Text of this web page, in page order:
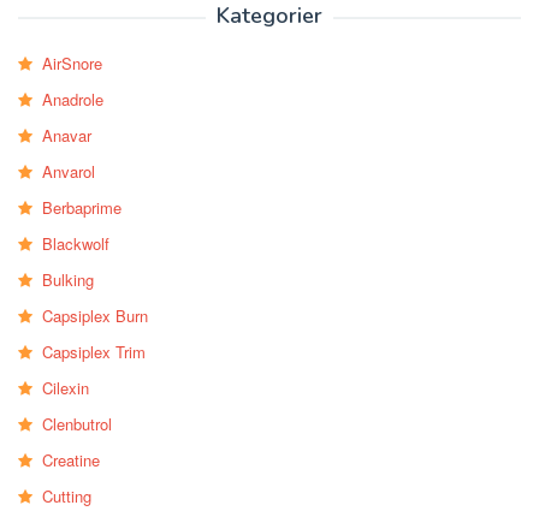
Kategorier
AirSnore
Anadrole
Anavar
Anvarol
Berbaprime
Blackwolf
Bulking
Capsiplex Burn
Capsiplex Trim
Cilexin
Clenbutrol
Creatine
Cutting